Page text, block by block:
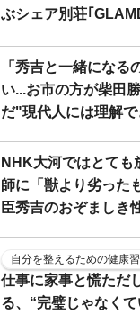
ぶシェア別荘｢
「秀吉と一緒になる
い...お市の方が柴田
だ"現代人には理解
NHK大河ではとても
師に「獣より劣った
臣秀吉のおぞましき
自分を整えるための健康
仕事に家事と慌ただ
る、“完璧じゃなく